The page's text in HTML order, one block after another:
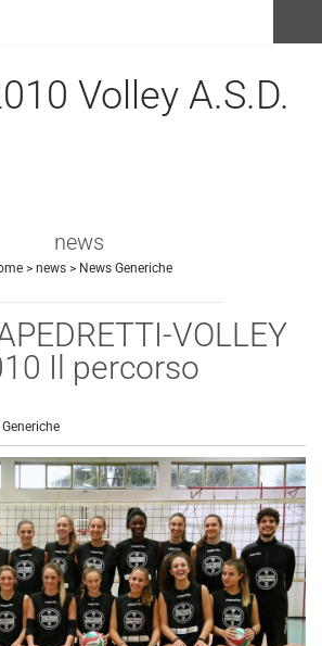
Volley A.S.D.
news
> news> News Generiche
VOLLEY
Il percorso